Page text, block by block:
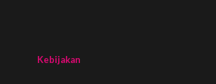
Kebijakan